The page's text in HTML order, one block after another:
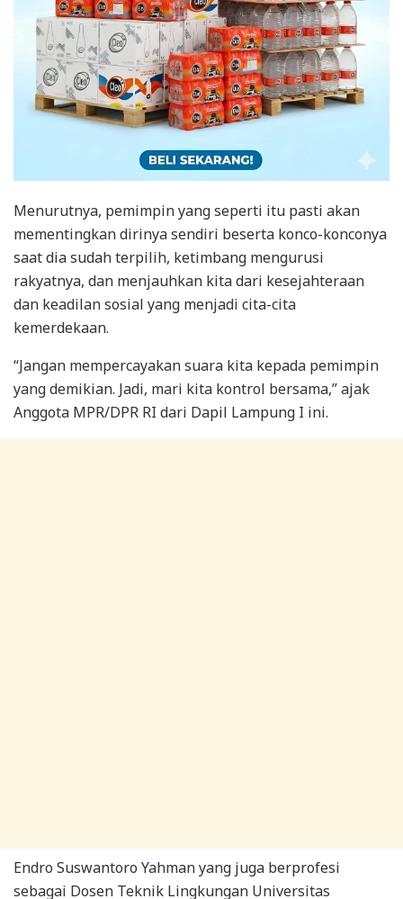
Menurutnya, pemimpin yang seperti itu pasti akan
mementingkan dirinya sendiri beserta konco-konconya
saat dia sudah terpilih, ketimbang mengurusi
rakyatnya, dan menjauhkan kita dari kesejahteraan
dan keadilan sosial yang menjadi cita-cita
kemerdekaan.
“Jangan mempercayakan suara kita kepada pemimpin
yang demikian. Jadi, mari kita kontrol bersama,” ajak
Anggota MPR/DPR RI dari Dapil Lampung I ini.
Endro Suswantoro Yahman yang juga berprofesi
sebagai Dosen Teknik Lingkungan Universitas